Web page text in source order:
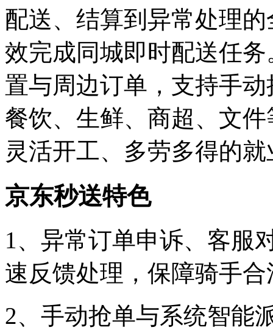
配送、结算到异常处理
效完成同城即时配送任
置与周边订单，支持手
餐饮、生鲜、商超、文
灵活开工、多劳多得的
京东秒送特色
1、异常订单申诉、客服
速反馈处理，保障骑手
2、手动抢单与系统智能